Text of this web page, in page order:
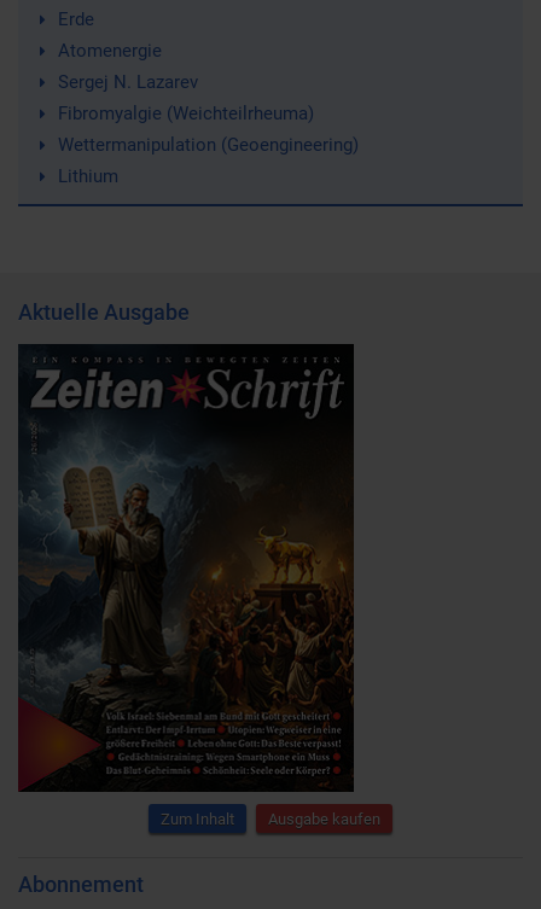
Erde
Atomenergie
Sergej N. Lazarev
Fibromyalgie (Weichteilrheuma)
Wettermanipulation (Geoengineering)
Lithium
Aktuelle Ausgabe
Zum Inhalt Ausgabe kaufen
Abonnement